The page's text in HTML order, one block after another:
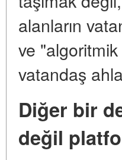
alanların
ve
vatandaş
Diğer bir
değil